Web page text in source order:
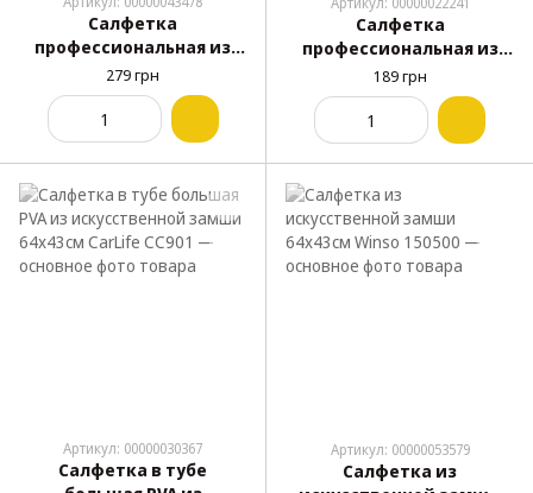
Салфетка
профессиональная из
искусственной замши
40х50см для стекла и
кузова Nowax NX65451
Желтая
279 грн
Салфетка
профессиональная из
овчины 40х30см для
стекла и кузова Colorful
Tree прямоугольная
форма
189 грн
Артикул: 00000030367
Салфетка в тубе
Артикул: 00000053579
Салфетка из